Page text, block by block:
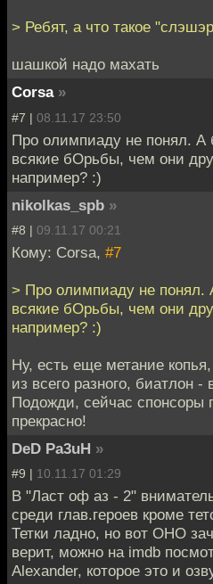
> Ребят, а что такое
шашкой надо махать
Corsa »
#7 | 08.11.17 23:50
Про олимпиаду не понял. А
всякие бОрьбы, чем они
например? :)
nikolkas_spb »
#8 | 09.11.17 00:21
Кому: Corsa, #7
> Про олимпиаду не понял.
всякие бОрьбы, чем они
например? :)
Ну, есть еще метание
из всего разного, биатлон
Подожди, сейчас спонсоры
прекрасно!
DeD Pa3uH »
#9 | 10.11.17 01:29
В "Ласт оф аз - 2"
среди глав.героев кроме
Тетки ладно, но вот ОНО
верит, можно на imdb
Alexander, которое это и